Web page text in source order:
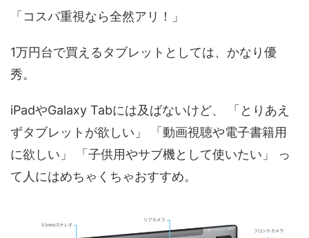
「コスパ重視なら全然アリ！」
1万円台で買えるタブレットとしては、かなり優
秀。
iPadやGalaxy Tabには及ばないけど、 「とりあえ
ずタブレットが欲しい」 「動画視聴や電子書籍用
に欲しい」 「子供用やサブ機として使いたい」 っ
て人にはめちゃくちゃおすすめ。